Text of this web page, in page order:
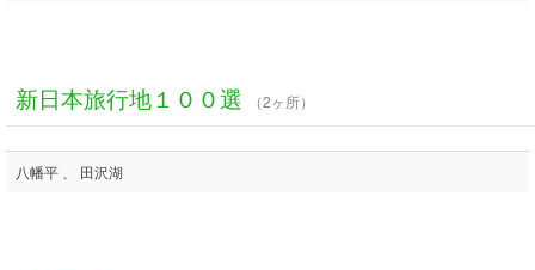
新日本旅行地１００選 （2ヶ所）
八幡平 、 田沢湖